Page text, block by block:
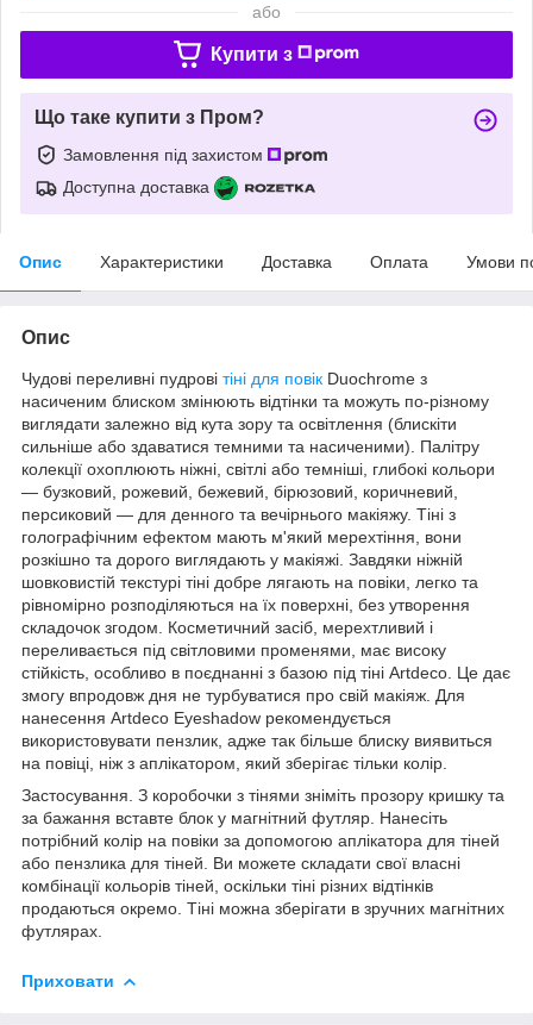
або
Купити з
Що таке купити з Пром?
Замовлення під захистом
Доступна доставка
Опис Характеристики Доставка Оплата Умови
Опис
Чудові переливні пудрові тіні для повік Duochrome з
насиченим блиском змінюють відтінки та можуть по-різному
виглядати залежно від кута зору та освітлення (блискіти
сильніше або здаватися темними та насиченими). Палітру
колекції охоплюють ніжні, світлі або темніші, глибокі кольори
— бузковий, рожевий, бежевий, бірюзовий, коричневий,
персиковий — для денного та вечірнього макіяжу. Тіні з
голографічним ефектом мають м'який мерехтіння, вони
розкішно та дорого виглядають у макіяжі. Завдяки ніжній
шовковистій текстурі тіні добре лягають на повіки, легко та
рівномірно розподіляються на їх поверхні, без утворення
складочок згодом. Косметичний засіб, мерехтливий і
переливається під світловими променями, має високу
стійкість, особливо в поєднанні з базою під тіні Artdeco. Це дає
змогу впродовж дня не турбуватися про свій макіяж. Для
нанесення Artdeco Eyeshadow рекомендується
використовувати пензлик, адже так більше блиску виявиться
на повіці, ніж з аплікатором, який зберігає тільки колір.
Застосування. З коробочки з тінями зніміть прозору кришку та
за бажання вставте блок у магнітний футляр. Нанесіть
потрібний колір на повіки за допомогою аплікатора для тіней
або пензлика для тіней. Ви можете складати свої власні
комбінації кольорів тіней, оскільки тіні різних відтінків
продаються окремо. Тіні можна зберігати в зручних магнітних
футлярах.
Приховати